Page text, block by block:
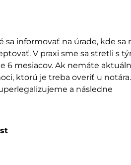
informovať na úrade, kde sa
V praxi sme sa stretli s
6 mesiacov. Ak nemáte
ktorú je treba overiť u notára.
a následne